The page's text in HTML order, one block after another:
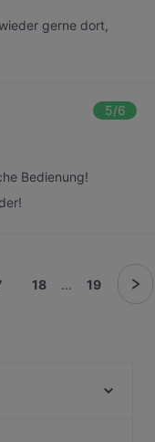
gerne dort,
5/6
Bedienung!
18 ... 19